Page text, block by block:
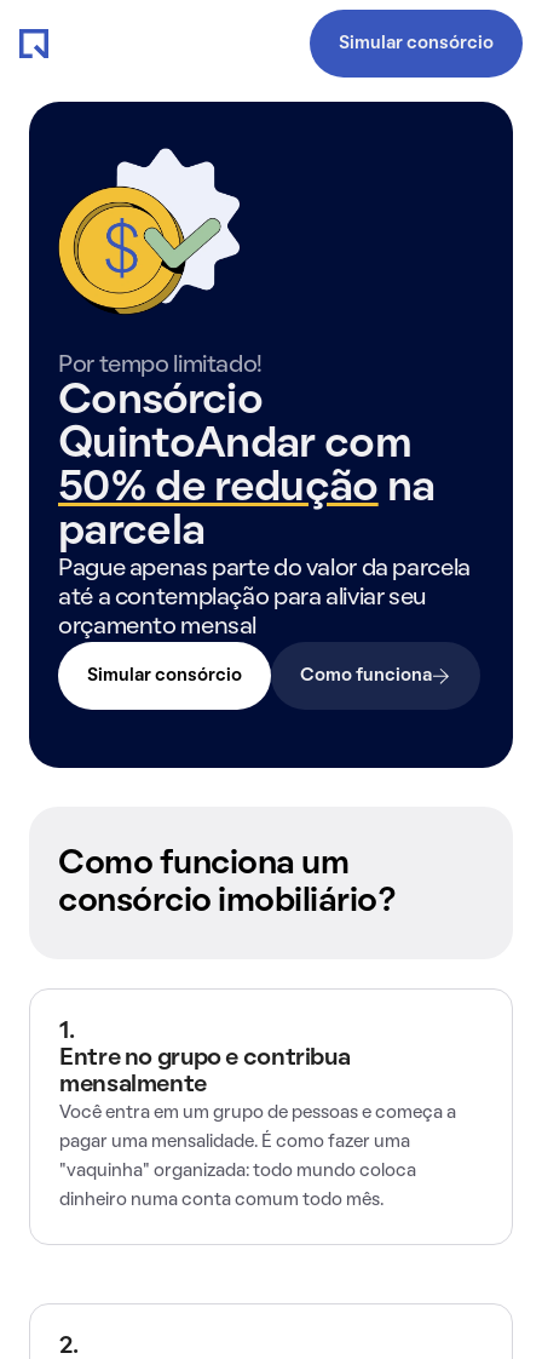
Simular consórcio
Por tempo limitado!
Consórcio
QuintoAndar com
50% de redução na
parcela
Pague apenas parte do valor da parcela
até a contemplação para aliviar seu
orçamento mensal
Simular consórcio Como funciona
Como funciona um
consórcio imobiliário?
1.
Entre no grupo e contribua
mensalmente
Você entra em um grupo de pessoas e começa a
pagar uma mensalidade. É como fazer uma
"vaquinha" organizada: todo mundo coloca
dinheiro numa conta comum todo mês.
2.